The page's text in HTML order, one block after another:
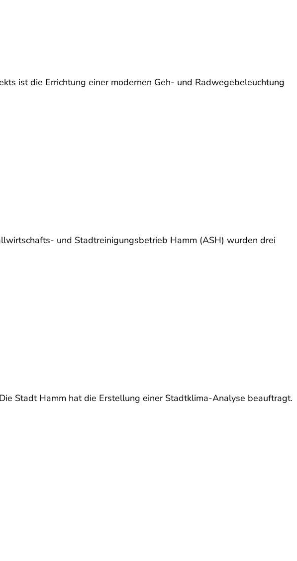
ist die Errichtung einer modernen Geh- und Radwegebeleuchtung
und Stadtreinigungsbetrieb Hamm (ASH) wurden drei
Stadt Hamm hat die Erstellung einer Stadtklima-Analyse beauftragt.